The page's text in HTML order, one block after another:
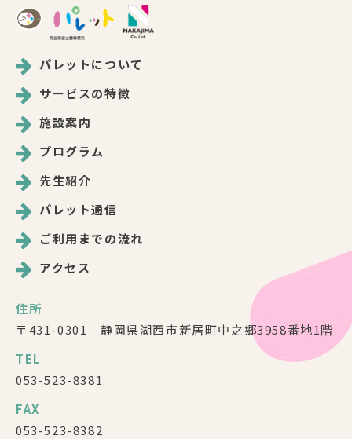
パレットについて
サービスの特徴
施設案内
プログラム
先生紹介
パレット通信
ご利用までの流れ
アクセス
住所
〒431-0301 静岡県湖西市新居町中之郷3958番地1階
TEL
053-523-8381
FAX
053-523-8382